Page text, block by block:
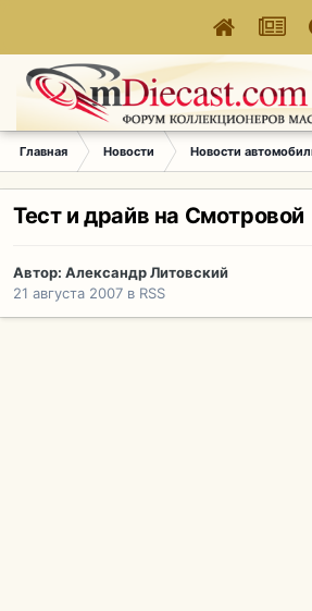
Главная Новости Новости
Тест и драйв на Смотровой
Автор: Александр Литовский
21 августа 2007 в RSS